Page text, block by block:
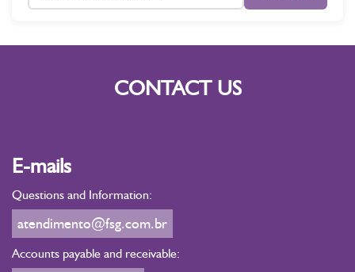
CONTACT US
E-mails
Questions and Information:
atendimento@fsg.com.br
Accounts payable and receivable: